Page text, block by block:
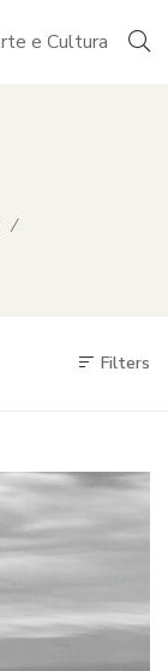
/
Filters